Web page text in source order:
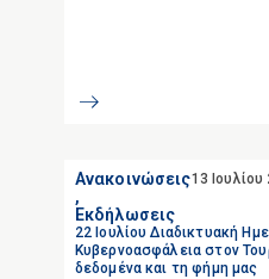
Ανακοινώσεις
,
Εκδήλωσεις
13 Ιουλίου
22 Ιουλίου Διαδικτυακή
Κυβερνοασφάλεια στον
δεδομένα και τη φήμη μας